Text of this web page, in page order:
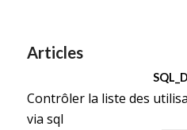
Articles
Contrôler la liste des
via sql